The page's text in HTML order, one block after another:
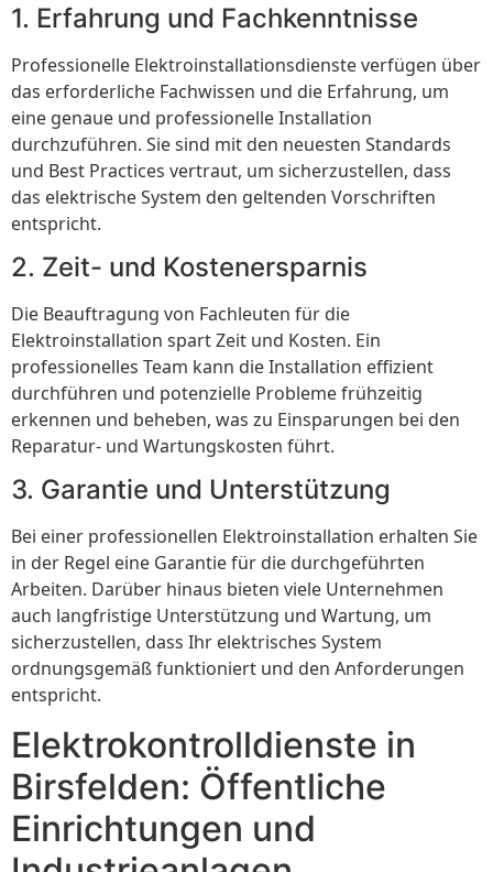
1. Erfahrung und Fachkenntnisse
Professionelle Elektroinstallationsdienste verfügen über
das erforderliche Fachwissen und die Erfahrung, um
eine genaue und professionelle Installation
durchzuführen. Sie sind mit den neuesten Standards
und Best Practices vertraut, um sicherzustellen, dass
das elektrische System den geltenden Vorschriften
entspricht.
2. Zeit- und Kostenersparnis
Die Beauftragung von Fachleuten für die
Elektroinstallation spart Zeit und Kosten. Ein
professionelles Team kann die Installation effizient
durchführen und potenzielle Probleme frühzeitig
erkennen und beheben, was zu Einsparungen bei den
Reparatur- und Wartungskosten führt.
3. Garantie und Unterstützung
Bei einer professionellen Elektroinstallation erhalten Sie
in der Regel eine Garantie für die durchgeführten
Arbeiten. Darüber hinaus bieten viele Unternehmen
auch langfristige Unterstützung und Wartung, um
sicherzustellen, dass Ihr elektrisches System
ordnungsgemäß funktioniert und den Anforderungen
entspricht.
Elektrokontrolldienste in
Birsfelden: Öffentliche
Einrichtungen und